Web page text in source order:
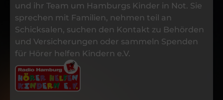
und ihr Team um Hamburgs Kinder in Not. Sie
sprechen mit Familien, nehmen teil an
Schicksalen, suchen den Kontakt zu Behörden
und Versicherungen oder sammeln Spenden
für Hörer helfen Kindern e.V.